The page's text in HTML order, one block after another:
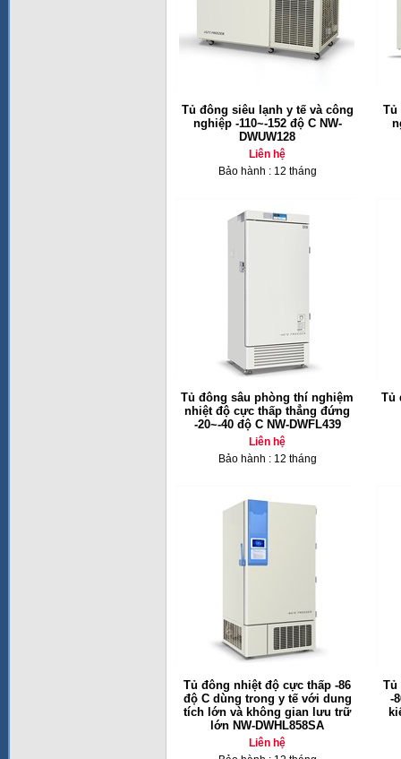
Tủ đông siêu lạnh y tế và công
nghiệp -110~-152 độ C NW-
DWUW128
Liên hệ
Bảo hành : 12 tháng
Tủ
Tủ đông sâu phòng thí nghiệm
nhiệt độ cực thấp thẳng đứng
-20~-40 độ C NW-DWFL439
Liên hệ
Bảo hành : 12 tháng
Tủ
Tủ đông nhiệt độ cực thấp -86
độ C dùng trong y tế với dung
tích lớn và không gian lưu trữ
lớn NW-DWHL858SA
Liên hệ
Tủ
-